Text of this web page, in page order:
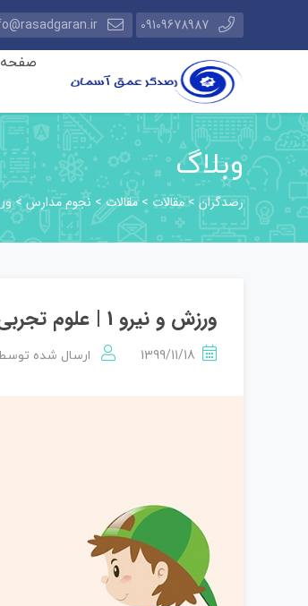
09109678987
وبلاگ
رصدگران >مقالات >مقالات> نجوم مدارس>ورزش
ورزش و نیرو 1 | علوم تجربی پایه‌ی ششم دبستان
1399/11/18 ارسال شده